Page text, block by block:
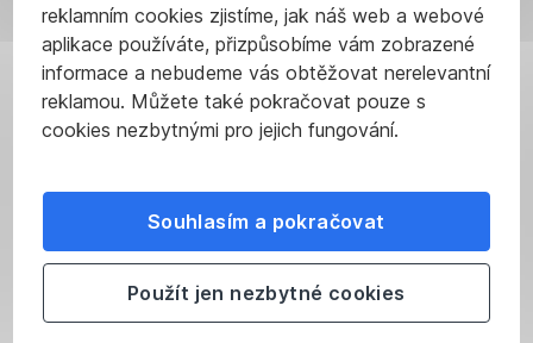
reklamním cookies zjistíme, jak náš web a webové
aplikace používáte, přizpůsobíme vám zobrazené
informace a nebudeme vás obtěžovat nerelevantní
reklamou. Můžete také pokračovat pouze s
cookies nezbytnými pro jejich fungování.
Souhlasím a pokračovat
Použít jen nezbytné cookies